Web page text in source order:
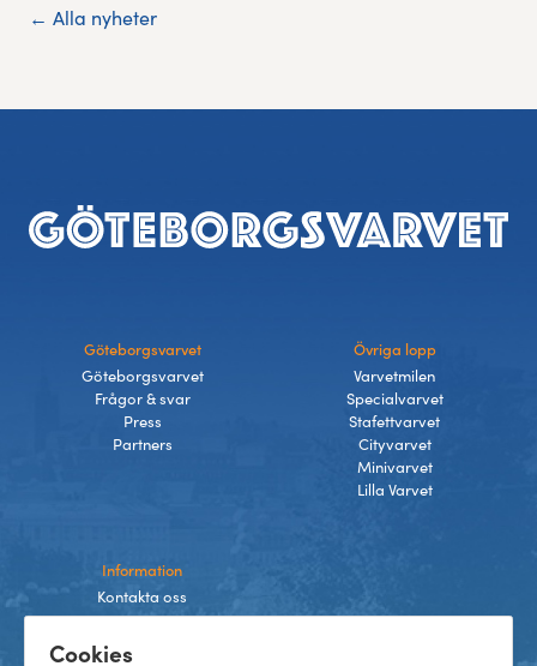
Cookies
← Alla nyheter
Sidfot
Göteborgsvarvet
Göteborgsvarvet
Frågor & svar
Press
Partners
Övriga lopp
Varvetmilen
Specialvarvet
Stafettvarvet
Cityvarvet
Minivarvet
Lilla Varvet
Information
Kontakta oss
Villkor